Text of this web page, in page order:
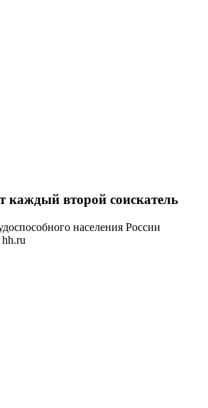
каждый второй соискатель
населения России